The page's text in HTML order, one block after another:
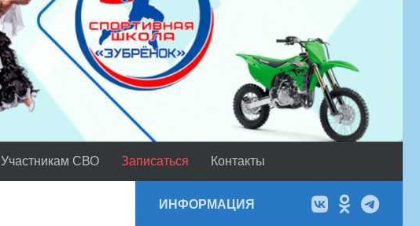
Участникам СВО Записаться Контакты
ИНФОРМАЦИЯ